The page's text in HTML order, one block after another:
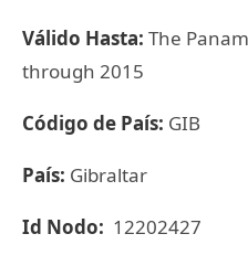
Válido Hasta: The
through 2015
Código de País: GIB
País: Gibraltar
Id Nodo: 12202427